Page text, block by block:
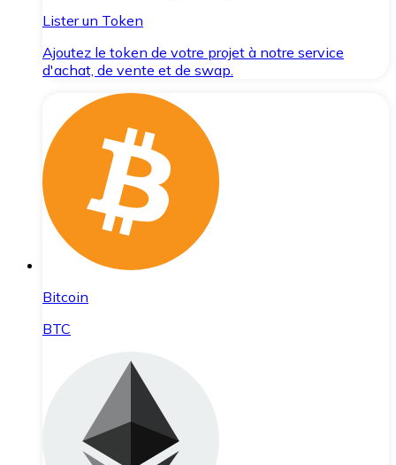
Lister un Token
Ajoutez le token de votre projet à notre service
d'achat, de vente et de swap.
Bitcoin
BTC